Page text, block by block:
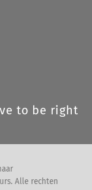
to be right
Alle rechten